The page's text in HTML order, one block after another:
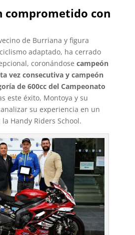
comprometido con
de Burriana y figura
adaptado, ha cerrado
coronándose campeón
vez consecutiva y campeón
de 600cc del Campeonato
este éxito, Montoya y su
su experiencia en un
Handy Riders School.